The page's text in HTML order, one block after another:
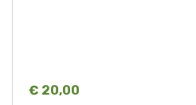
€ 20,00